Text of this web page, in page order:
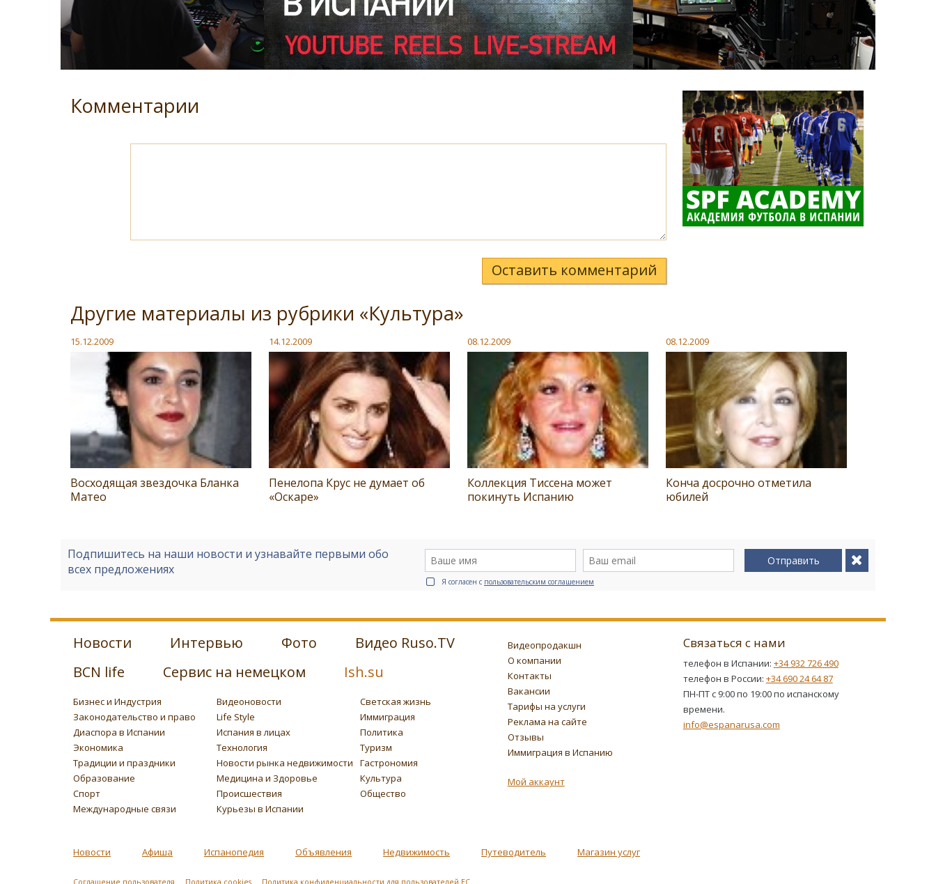
Комментарии
Оставить комментарий
Другие материалы из рубрики «Культура»
15.12.2009
Восходящая звездочка Бланка
Матео
14.12.2009
Пенелопа Крус не думает об
«Оскаре»
08.12.2009
Коллекция Тиссена может
покинуть Испанию
08.12.2009
Конча досрочно отметила
юбилей
Подпишитесь на наши новости и узнавайте первыми обо
всех предложениях
Отправить
Я согласен с пользовательским соглашением
Новости Интервью Фото
Видео Ruso.TV
BCN life
Сервис на немецком Ish.su
Бизнес и Индустрия Видеоновости
Светская жизнь
Законодательство и право
Life Style
Иммиграция
Диаспора в Испании
Испания в лицах
Политика
Экономика
Технология
Туризм
Традиции и праздники
Новости рынка недвижимости
Гастрономия
Образование
Медицина и Здоровье
Культура
Спорт
Происшествия
Общество
Международные связи
Курьезы в Испании
Видеопродакшн
О компании
Контакты
Вакансии
Тарифы на услуги
Реклама на сайте
Отзывы
Иммиграция в Испанию
Мой аккаунт
Связаться с нами
телефон в Испании: +34 932 726 490
телефон в России: +34 690 24 64 87
ПН-ПТ с 9:00 по 19:00 по испанскому
времени.
info@espanarusa.com
Новости Афиша Испанопедия Объявления Недвижимость Путеводитель Магазин услуг
Соглашение пользователя Политика cookies Политика конфиденциальности для пользователей ЕС